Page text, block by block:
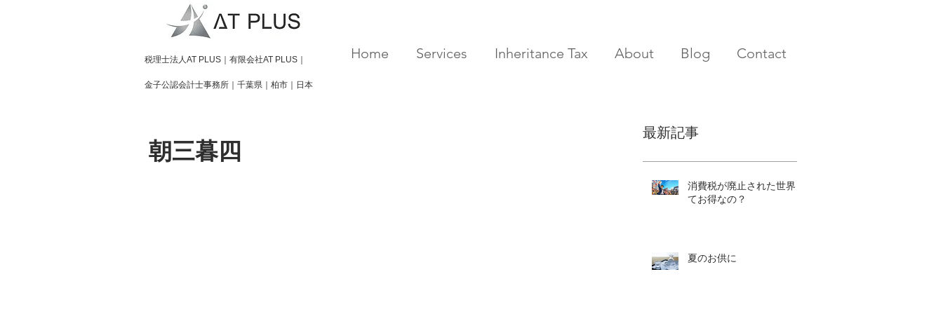
​税理士法人AT PLUS｜有限会社AT PLUS｜
金子公認会計士事務所｜ 千葉県｜柏市｜日本
Home Services Inheritance Tax About Blog Contact
朝三暮四
最新記事
消費税が廃止された世界っ
てお得なの？
夏のお供に